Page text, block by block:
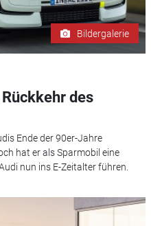
Bildergalerie
des
Ende der 90er-Jahre
hat er als Sparmobil eine
nun ins E-Zeitalter führen.